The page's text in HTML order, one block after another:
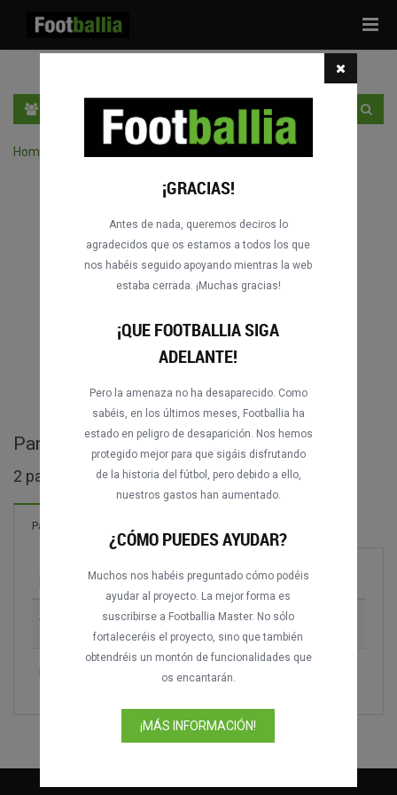
Home
Partidos completos de Dubai Cup
2 partidos encontrados
Partidos
Temporada
VfB Stuttgart vs. SC Internacional 2008
FC Internazionale vs. SC Internacional
¡GRACIAS!
Antes de nada, queremos deciros lo
agradecidos que os estamos a todos los que
nos habéis seguido apoyando mientras la web
estaba cerrada. ¡Muchas gracias!
¡QUE FOOTBALLIA SIGA
ADELANTE!
Pero la amenaza no ha desaparecido. Como
sabéis, en los últimos meses, Footballia ha
estado en peligro de desaparición. Nos hemos
protegido mejor para que sigáis disfrutando
de la historia del fútbol, pero debido a ello,
nuestros gastos han aumentado.
¿CÓMO PUEDES AYUDAR?
Muchos nos habéis preguntado cómo podéis
ayudar al proyecto. La mejor forma es
suscribirse a Footballia Master. No sólo
fortaleceréis el proyecto, sino que también
obtendréis un montón de funcionalidades que
os encantarán.
¡MÁS INFORMACIÓN!